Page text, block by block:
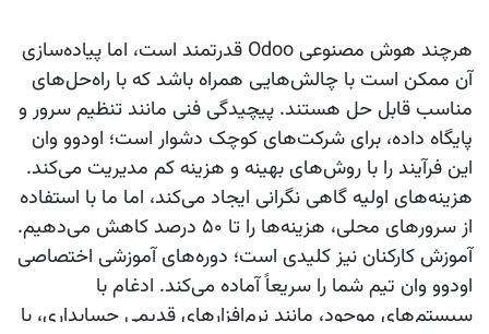
هرچند هوش مصنوعی Odoo
قدرتمند است، اما پیاده‌سازی
آن ممکن است با چالش‌هایی همراه باشد که با راه‌حل‌های
مناسب قابل حل هستند. پیچیدگی فنی مانند تنظیم سرور و
پایگاه داده، برای شرکت‌های کوچک دشوار است؛ اودوو وان
این فرآیند را با روش‌های بهینه و هزینه کم مدیریت می‌کند.
هزینه‌های اولیه گاهی نگرانی ایجاد می‌کند، اما ما با استفاده
از سرورهای محلی، هزینه‌ها را تا ۵۰ درصد کاهش می‌دهیم.
آموزش کارکنان نیز کلیدی است؛ دوره‌های آموزشی اختصاصی
اودوو وان تیم شما را سریعاً آماده می‌کند. ادغام با
سیستم‌های موجود، مانند نرم‌افزارهای قدیمی حسابداری، با